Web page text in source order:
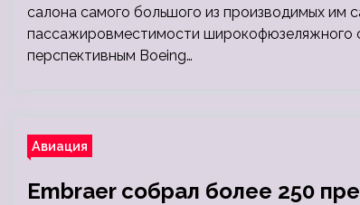
салона самого большого из производимых им
пассажировместимости широкофюзеляжного
перспективным Boeing…
Авиация
Embraer собрал более 250